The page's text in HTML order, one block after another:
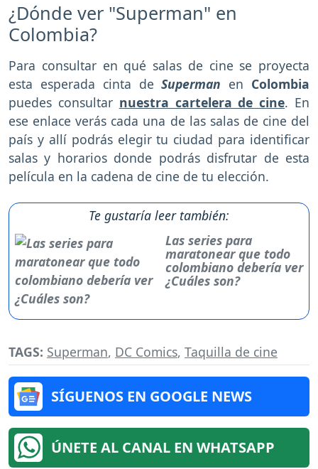
¿Dónde ver "Superman" en
Colombia?
Para consultar en qué salas de cine se proyecta
esta esperada cinta deSuperman en Colombia
puedes consultar nuestra cartelera de cine. En
ese enlace verás cada una de las salas de cine del
país y allí podrás elegir tu ciudad para identificar
salas y horarios donde podrás disfrutar de esta
película en la cadena de cine de tu elección.
Te gustaría leer también:
Las series para
maratonear que todo
colombiano debería ver
¿Cuáles son?
TAGS: Superman, DC Comics, Taquilla de cine
SÍGUENOS EN GOOGLE NEWS
ÚNETE AL CANAL EN WHATSAPP